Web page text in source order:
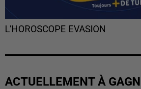
L'HOROSCOPE EVASION
ACTUELLEMENT À